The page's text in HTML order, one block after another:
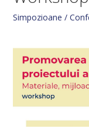
Simpozioane /